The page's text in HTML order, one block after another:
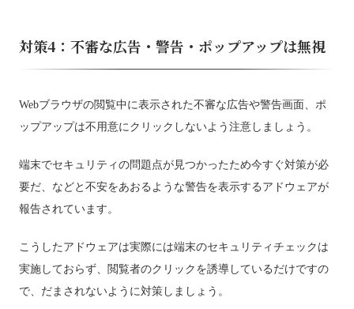
対策4：不審な広告・警告・ポップアップは無視
Webブラウザの閲覧中に表示された不審な広告や警告画面、ポ
ップアップは不用意にクリックしないよう注意しましょう。
端末でセキュリティの問題点が見つかったため今すぐ対策が必
要だ、などと不安をあおるような警告を表示するアドウェアが
報告されています。
こうしたアドウェアは実際には端末のセキュリティチェックは
実施しておらず、閲覧者のクリックを誘導しているだけですの
で、だまされないように対策しましょう。